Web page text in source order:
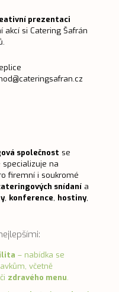
prezentaci
si Catering Šafrán
společnost se
specializuje na
firemní i soukromé
snídanía
, konference, hostiny,
– nabídka se
včetně
či zdravého menu.